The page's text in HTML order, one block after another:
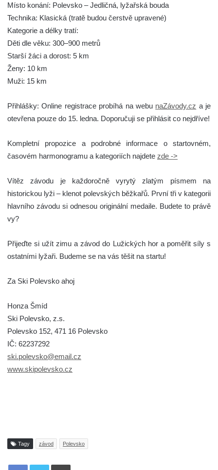
Místo konání: Polevsko – Jedličná, lyžařská bouda
Technika: Klasická (tratě budou čerstvě upravené)
Kategorie a délky tratí:
Děti dle věku: 300–900 metrů
Starší žáci a dorost: 5 km
Ženy: 10 km
Muži: 15 km
Přihlášky: Online registrace probíhá na webu naZávody.cz a je
otevřena pouze do 15. ledna. Doporučuji se přihlásit co nejdříve!
Kompletní propozice a podrobné informace o startovném,
časovém harmonogramu a kategoriích najdete zde ->
Vítěz závodu je každoročně vyrytý zlatým písmem na
historickou lyži – klenot polevských běžkařů. První tři v kategorii
hlavního závodu si odnesou originální medaile. Budete to právě
vy?
Přijeďte si užít zimu a závod do Lužických hor a poměřit síly s
ostatními lyžaři. Budeme se na vás těšit na startu!
Za Ski Polevsko ahoj
Honza Šmíd
Ski Polevsko, z.s.
Polevsko 152, 471 16 Polevsko
IČ: 62237292
ski.polevsko@email.cz
www.skipolevsko.cz
Tagy závod Polevsko
Tisknout